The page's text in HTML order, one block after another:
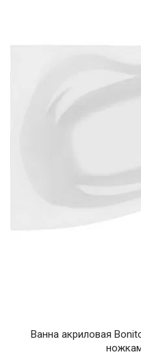
Ванна акриловая